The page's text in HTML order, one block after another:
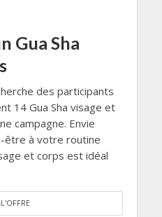
Gua Sha
des participants
14 Gua Sha visage et
campagne. Envie
être à votre routine
et corps est idéal